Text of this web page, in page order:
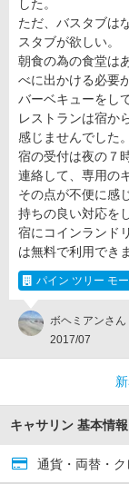
した。
ただ、バスタブは
スタブが欲しい。
朝食の為の食堂は
べに出かける必要
バーベキューをし
レストランは宿か
感じませんでした。
宿の受付は夜の７
連絡して、専用の
その点が不便に感
持ちの良い対応を
宿にコインランド
は無料で利用でき
パイン ツリー モ
ボヘミアンさん
2017/07
キャサリン 基本情報
通貨・両替・ク